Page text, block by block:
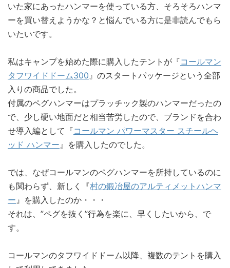
いた家にあったハンマーを使っている方、そろそろハンマ
ーを買い替えようかな？と悩んでいる方に是非読んでもら
いたいです。
私はキャンプを始めた際に購入したテントが『コールマン
タフワイドドーム300 』のスタートパッケージという全部
入りの商品でした。
付属のペグハンマーはプラッチック製のハンマーだったの
で、少し硬い地面だと相当苦労したので、ブランドを合わ
せ導入編として『コールマン パワーマスター スチールヘ
ッド ハンマー 』を購入したのでした。
では、なぜコールマンのペグハンマーを所持しているのに
も関わらず、新しく『村の鍛冶屋のアルティメットハンマ
ー 』を購入したのか・・・
それは、”ペグを抜く”行為を楽に、早くしたいから、で
す。
コールマンのタフワイドドーム以降、複数のテントを購入